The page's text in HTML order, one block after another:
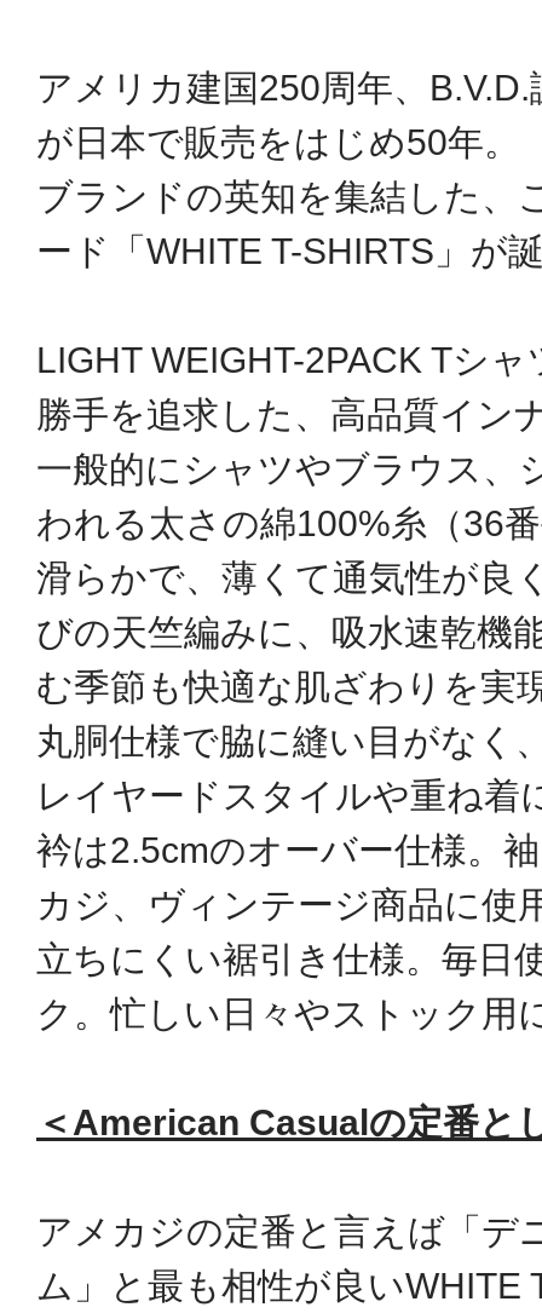
アメリカ建国250周年、
が日本で販売をはじめ50年。
ブランドの英知を集結した、
ード「WHITE T-SHIRTS」が
LIGHT WEIGHT-2PACK Tシ
勝手を追求した、高品質イン
一般的にシャツやブラウス、
われる太さの綿100%糸（36
滑らかで、薄くて通気性が良
びの天竺編みに、吸水速乾機
む季節も快適な肌ざわりを実
丸胴仕様で脇に縫い目がなく
レイヤードスタイルや重ね着
衿は2.5cmのオーバー仕様。
カジ、ヴィンテージ商品に使
立ちにくい裾引き仕様。毎日
ク。忙しい日々やストック用
＜American Casualの定番と
アメカジの定番と言えば「デ
ム」と最も相性が良いWHITE